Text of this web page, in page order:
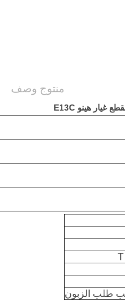
منتوج وصف
طلب الزبون